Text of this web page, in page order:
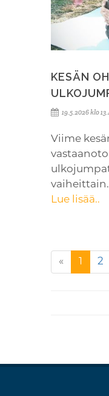
KESÄN
19.5.2026 klo
Viime
vaiheittain.
Lue lisää..
« 2